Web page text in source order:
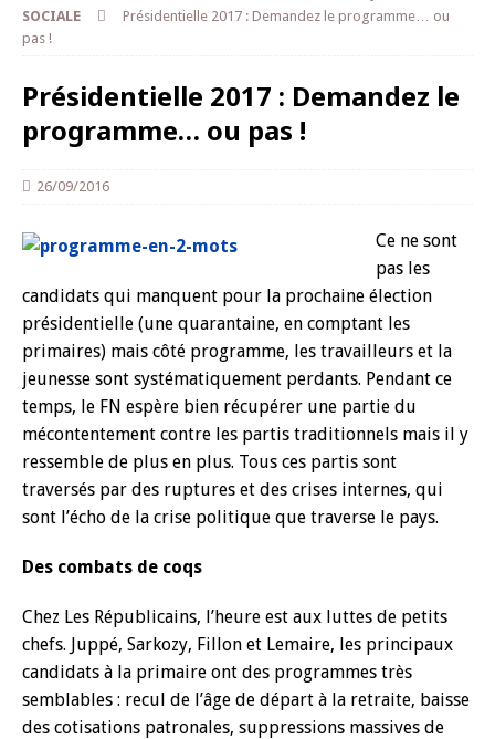
SOCIALE
Présidentielle 2017 : Demandez le programme… ou
pas !
Présidentielle 2017 : Demandez le
programme… ou pas !
26/09/2016
Ce ne sont
pas les
candidats qui manquent pour la prochaine élection
présidentielle (une quarantaine, en comptant les
primaires) mais côté programme, les travailleurs et la
jeunesse sont systématiquement perdants. Pendant ce
temps, le FN espère bien récupérer une partie du
mécontentement contre les partis traditionnels mais il y
ressemble de plus en plus. Tous ces partis sont
traversés par des ruptures et des crises internes, qui
sont l’écho de la crise politique que traverse le pays.
Des combats de coqs
Chez Les Républicains, l’heure est aux luttes de petits
chefs. Juppé, Sarkozy, Fillon et Lemaire, les principaux
candidats à la primaire ont des programmes très
semblables : recul de l’âge de départ à la retraite, baisse
des cotisations patronales, suppressions massives de